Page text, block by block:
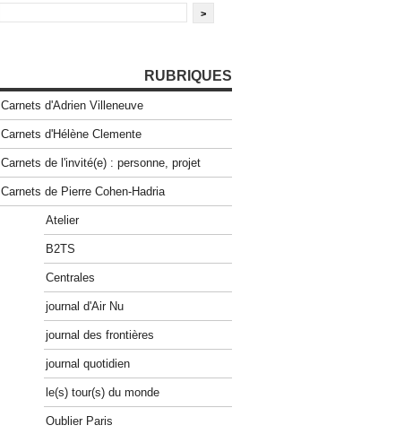
RUBRIQUES
Carnets d'Adrien Villeneuve
Carnets d'Hélène Clemente
Carnets de l'invité(e) : personne, projet
Carnets de Pierre Cohen-Hadria
Atelier
B2TS
Centrales
journal d'Air Nu
journal des frontières
journal quotidien
le(s) tour(s) du monde
Oublier Paris